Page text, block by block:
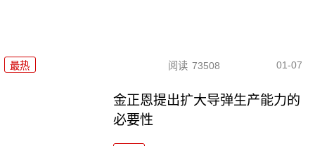
最热 阅读 73508 01-07
金正恩提出扩大导弹生产能力的
必要性